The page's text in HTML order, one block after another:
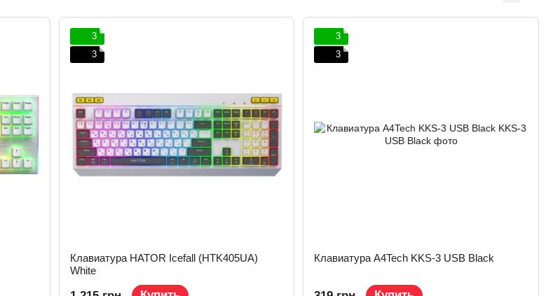
3
3
Клавиатура HATOR Icefall (HTK405UA)
White
3
3
Клавиатура A4Tech KKS-3 USB Black